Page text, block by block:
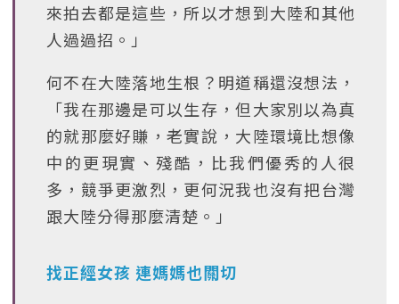
來拍去都是這些，所以才想到大陸和其他
人過過招。」
何不在大陸落地生根？明道稱還沒想法，
「我在那邊是可以生存，但大家別以為真
的就那麼好賺，老實說，大陸環境比想像
中的更現實、殘酷，比我們優秀的人很
多，競爭更激烈，更何況我也沒有把台灣
跟大陸分得那麼清楚。」
找正經女孩 連媽媽也關切